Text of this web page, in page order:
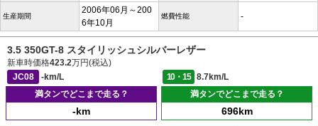
生産期間
2006年06月～200
6年10月
燃費性能 -
3.5 350GT-8 スタイリッシュシルバーレザー
新車時価格423.2万円(税込)
JC08
-km/L 10・15
8.7km/L
満タンでどこまで走る？
-km
満タンでどこまで走る？
696km